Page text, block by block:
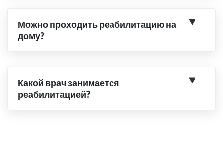
Можно проходить реабилитацию на
дому?
Какой врач занимается
реабилитацией?